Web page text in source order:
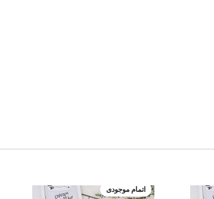
اتمام موجودی